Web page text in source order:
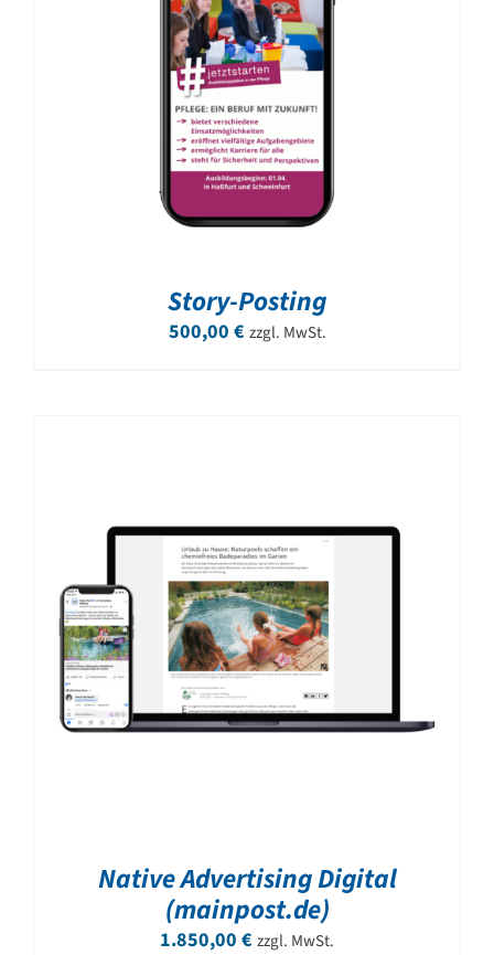
Story-Posting
500,00 € zzgl. MwSt.
Native Advertising Digital
(mainpost.de)
1.850,00 € zzgl. MwSt.